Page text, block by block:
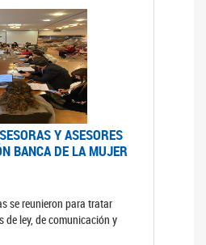
Y ASESORES
BANCA DE LA MUJER
se reunieron para tratar
de ley, de comunicación y